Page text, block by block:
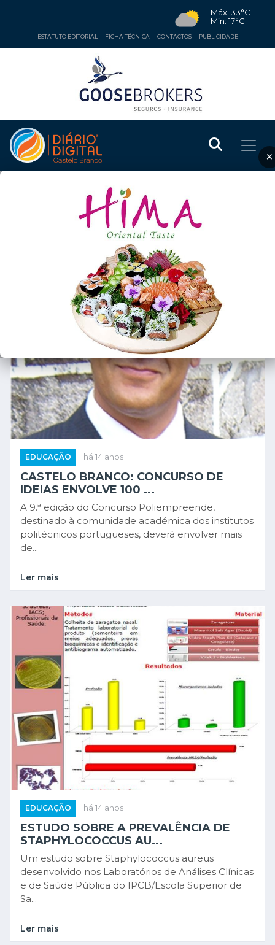
Máx: 33°C
Mín: 17°C
ESTATUTO EDITORIAL FICHA TÉCNICA CONTACTOS PUBLICIDADE
×
EDUCAÇÃO
EDUCAÇÃO há 14 anos
CASTELO BRANCO: CONCURSO DE
IDEIAS ENVOLVE 100 ...
A 9.ª edição do Concurso Poliempreende,
destinado à comunidade académica dos institutos
politécnicos portugueses, deverá envolver mais
de...
Ler mais
EDUCAÇÃO há 14 anos
ESTUDO SOBRE A PREVALÊNCIA DE
STAPHYLOCOCCUS AU...
Um estudo sobre Staphylococcus aureus
desenvolvido nos Laboratórios de Análises Clínicas
e de Saúde Pública do IPCB/Escola Superior de
Sa...
Ler mais